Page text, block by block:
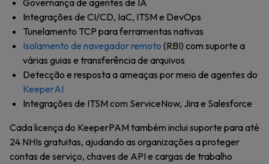
Governança de agentes de IA
Integrações de CI/CD, IaC, ITSM e DevOps
Tunelamento TCP para ferramentas nativas
Isolamento de navegador remoto (RBI) com suporte a
várias guias e transferência de arquivos
Detecção e resposta a ameaças por meio de agentes do
KeeperAI
Integrações de ITSM com ServiceNow, Jira e Salesforce
Cada licença do KeeperPAM também inclui suporte para até
24 NHIs gratuitas, ajudando as organizações a proteger
contas de serviço, chaves de API e cargas de trabalho